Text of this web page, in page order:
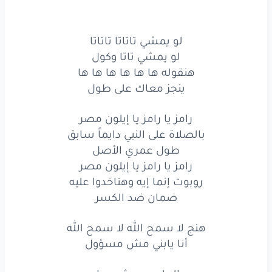
لو يمشي تاتاتا تاتاتا
لو يمشي تاتا وكول
هنقوله ها ها ها ها ها ها
ينجز معاك على طول
رامز يا رامز يا إيلون مصر
بالصلاة على النبي دايماً سابق
طول عمري الأصل
رامز يا رامز يا إيلون مصر
روبوت إنما إيه وهتاخدوا عليه
ضمان ضد الكسر
هنج لا سمح الله لا سمح الله
أنا يابني مش مسؤول